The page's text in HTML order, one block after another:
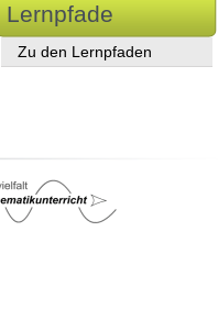
Lernpfade
Zu den Lernpfaden